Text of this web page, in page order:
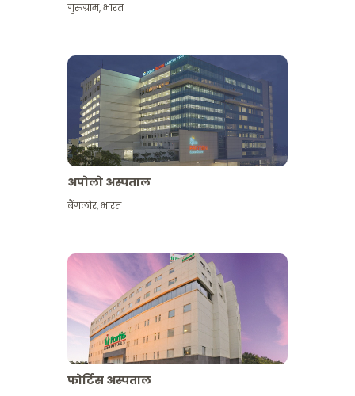
गुरुग्राम,भारत
अपोलो अस्पताल
बैंगलोर,भारत
फोर्टिस अस्पताल